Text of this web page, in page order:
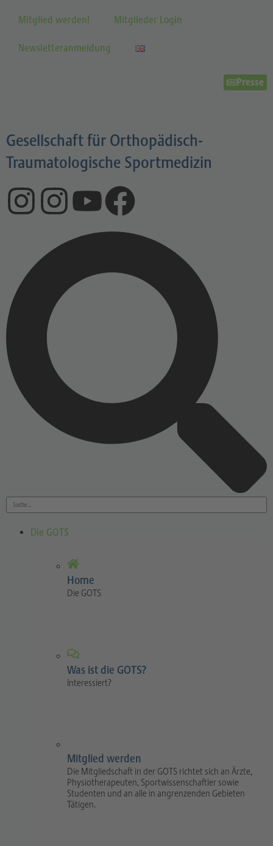
Mitglied werden! Mitglieder Login
Newsletteranmeldung
Presse
Gesellschaft für Orthopädisch-
Traumatologische Sportmedizin
Die GOTS
Home
Die GOTS
Was ist die GOTS?
Interessiert?
Mitglied werden
Die Mitgliedschaft in der GOTS richtet sich an Ärzte,
Physiotherapeuten, Sportwissenschaftler sowie
Studenten und an alle in angrenzenden Gebieten
Tätigen.